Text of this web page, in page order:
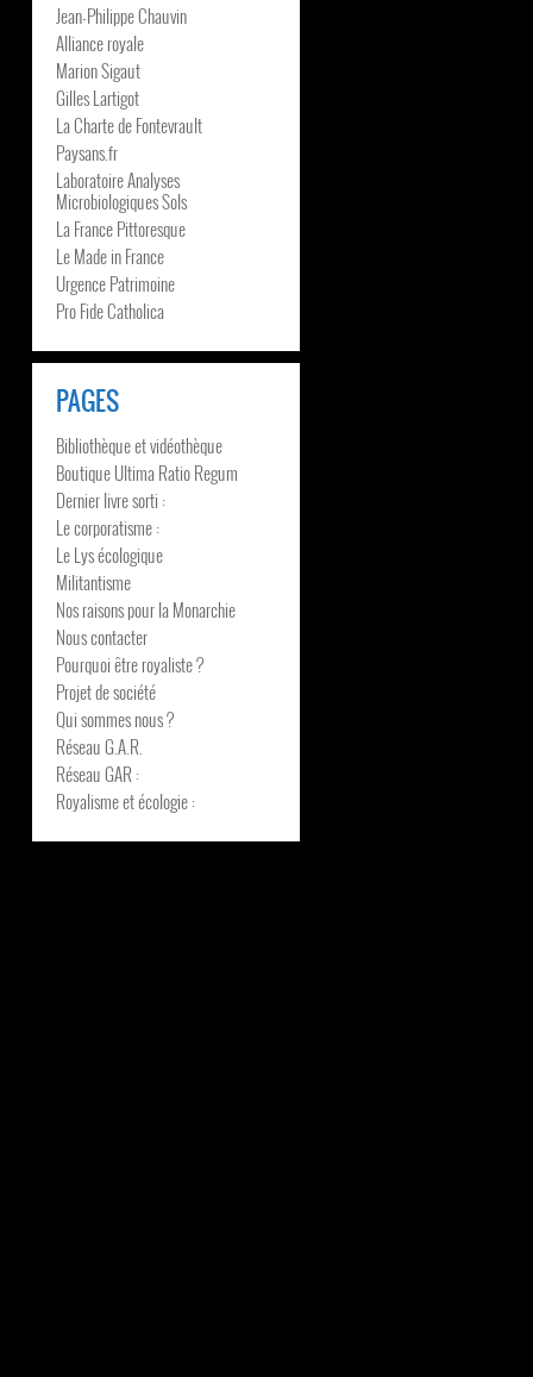
Jean-Philippe Chauvin
Alliance royale
Marion Sigaut
Gilles Lartigot
La Charte de Fontevrault
Paysans.fr
Laboratoire Analyses
Microbiologiques Sols
La France Pittoresque
Le Made in France
Urgence Patrimoine
Pro Fide Catholica
PAGES
Bibliothèque et vidéothèque
Boutique Ultima Ratio Regum
Dernier livre sorti :
Le corporatisme :
Le Lys écologique
Militantisme
Nos raisons pour la Monarchie
Nous contacter
Pourquoi être royaliste ?
Projet de société
Qui sommes nous ?
Réseau G.A.R.
Réseau GAR :
Royalisme et écologie :